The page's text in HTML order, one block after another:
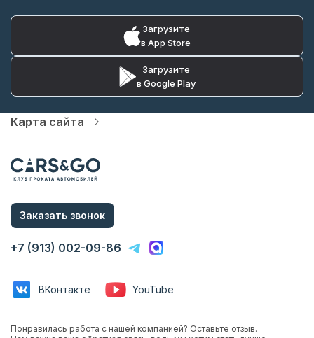
Загрузите
в App Store
Загрузите
в Google Play
Карта сайта
Услуги
Акции
Статьи и Новости
Контакты
Аренда без водителя
Инвестиции в прокат
Аренда авто на мероприятия
Заказать звонок
+7 (913) 002-09-86
ВКонтакте YouTube
Понравилась работа с нашей компанией? Оставьте отзыв.